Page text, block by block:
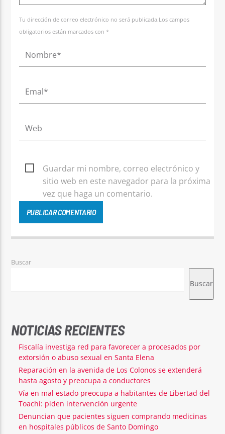
Tu dirección de correo electrónico no será publicada.Los campos
obligatorios están marcados con *
Guardar mi nombre, correo electrónico y
sitio web en este navegador para la próxima
vez que haga un comentario.
Buscar
Buscar
NOTICIAS RECIENTES
Fiscalía investiga red para favorecer a procesados por
extorsión o abuso sexual en Santa Elena
Reparación en la avenida de Los Colonos se extenderá
hasta agosto y preocupa a conductores
Vía en mal estado preocupa a habitantes de Libertad del
Toachi: piden intervención urgente
Denuncian que pacientes siguen comprando medicinas
en hospitales públicos de Santo Domingo